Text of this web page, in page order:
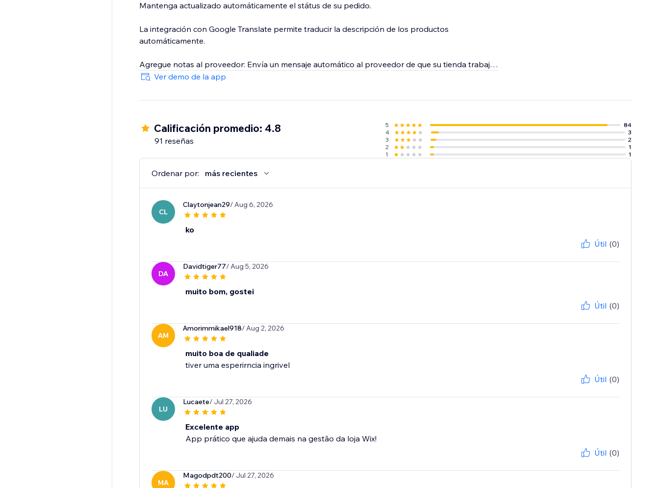
Mantenga actualizado automáticamente el státus de su pedido.
La integración con Google Translate permite traducir la descripción de los productos
automáticamente.
Agregue notas al proveedor: Envía un mensaje automático al proveedor de que su tienda trabaja
con Dropshipping.
Monitoree el Precio: Reciba una alerta por cada cambio de precio de sus proveedores.
Stock actualizado: sincroniza el stock del proveedor con su tienda de dropshipping.
Seguimiento automático: Dropi sincroniza automáticamente el código de seguimiento del
proveedor con su pedido en su tienda.
Ver demo de la app
Calificación promedio: 4.8
91 reseñas
5
84
4
3
3
2
2
1
1
1
Ordenar por: más recientes
CL
Claytonjean29/ Aug 6, 2026
ko
Útil (0)
DA
Davidtiger77/ Aug 5, 2026
muito bom, gostei
Útil (0)
AM
Amorimmikael918/ Aug 2, 2026
muito boa de qualiade
tiver uma esperirncia ingrivel
Útil (0)
LU
Lucaete/ Jul 27, 2026
Excelente app
App prático que ajuda demais na gestão da loja Wix!
Útil (0)
MA
Magodpdt200/ Jul 27, 2026